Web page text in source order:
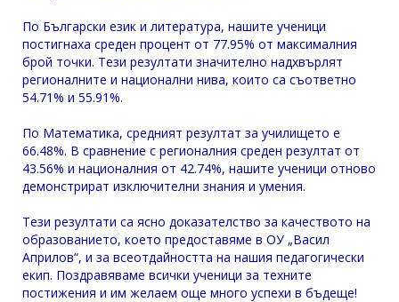
По Български език и литература, нашите ученици
постигнаха среден процент от 77.95% от максималния
брой точки. Тези резултати значително надхвърлят
регионалните и национални нива, които са съответно
54.71% и 55.91%.
По Математика, средният резултат за училището е
66.48%. В сравнение с регионалния среден резултат от
43.56% и националния от 42.74%, нашите ученици отново
демонстрират изключителни знания и умения.
Тези резултати са ясно доказателство за качеството на
образованието, което предоставяме в ОУ „Васил
Априлов“, и за всеотдайността на нашия педагогически
екип. Поздравяваме всички ученици за техните
постижения и им желаем още много успехи в бъдеще!